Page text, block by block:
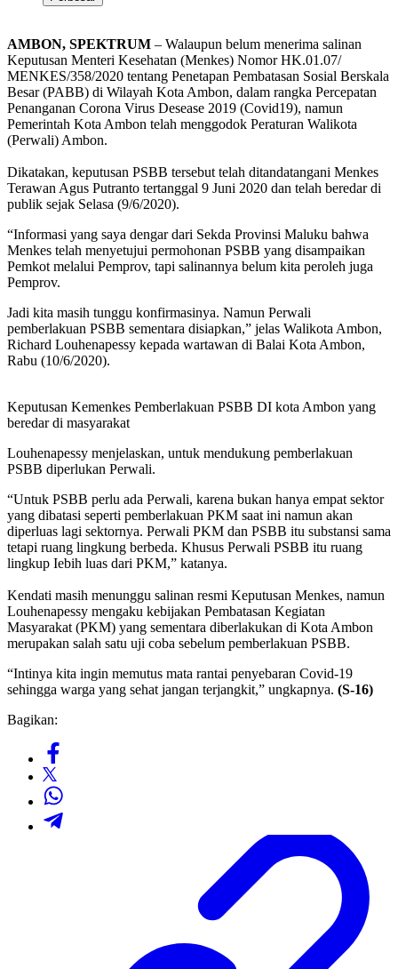
AMBON, SPEKTRUM – Walaupun belum menerima salinan
Keputusan Menteri Kesehatan (Menkes) Nomor HK.01.07/
MENKES/358/2020 tentang Penetapan Pembatasan Sosial Berskala
Besar (PABB) di Wilayah Kota Ambon, dalam rangka Percepatan
Penanganan Corona Virus Desease 2019 (Covid19), namun
Pemerintah Kota Ambon telah menggodok Peraturan Walikota
(Perwali) Ambon.
Dikatakan, keputusan PSBB tersebut telah ditandatangani Menkes
Terawan Agus Putranto tertanggal 9 Juni 2020 dan telah beredar di
publik sejak Selasa (9/6/2020).
“Informasi yang saya dengar dari Sekda Provinsi Maluku bahwa
Menkes telah menyetujui permohonan PSBB yang disampaikan
Pemkot melalui Pemprov, tapi salinannya belum kita peroleh juga
Pemprov.
Jadi kita masih tunggu konfirmasinya. Namun Perwali
pemberlakuan PSBB sementara disiapkan,” jelas Walikota Ambon,
Richard Louhenapessy kepada wartawan di Balai Kota Ambon,
Rabu (10/6/2020).
Keputusan Kemenkes Pemberlakuan PSBB DI kota Ambon yang
beredar di masyarakat
Louhenapessy menjelaskan, untuk mendukung pemberlakuan
PSBB diperlukan Perwali.
“Untuk PSBB perlu ada Perwali, karena bukan hanya empat sektor
yang dibatasi seperti pemberlakuan PKM saat ini namun akan
diperluas lagi sektornya. Perwali PKM dan PSBB itu substansi sama
tetapi ruang lingkung berbeda. Khusus Perwali PSBB itu ruang
lingkup Iebih luas dari PKM,” katanya.
Kendati masih menunggu salinan resmi Keputusan Menkes, namun
Louhenapessy mengaku kebijakan Pembatasan Kegiatan
Masyarakat (PKM) yang sementara diberlakukan di Kota Ambon
merupakan salah satu uji coba sebelum pemberlakuan PSBB.
“Intinya kita ingin memutus mata rantai penyebaran Covid-19
sehingga warga yang sehat jangan terjangkit,” ungkapnya. (S-16)
Bagikan: